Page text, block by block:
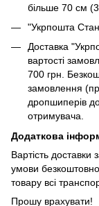
більше 70 см
"Укрпошта
Доставка
вартості
700 грн.
замовлення
дропшиперів
отримувача.
Додаткова
Вартість
умови
товару всі
Прошу врахувати!